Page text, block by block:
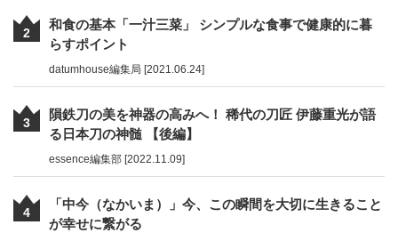
2
和食の基本「一汁三菜」 シンプルな食事で健康的に暮
らすポイント
datumhouse編集局 [2021.06.24]
3
隕鉄刀の美を神器の高みへ！ 稀代の刀匠 伊藤重光が語
る日本刀の神髄 【後編】
essence編集部 [2022.11.09]
4
「中今（なかいま）」今、この瞬間を大切に生きること
が幸せに繋がる